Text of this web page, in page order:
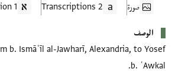
صورة
2 Transcriptions
1 Translation
الوصف
b. Ismāʿīl al-Jawharī, Alexandria, to Yosef
b. ʿAwkal.